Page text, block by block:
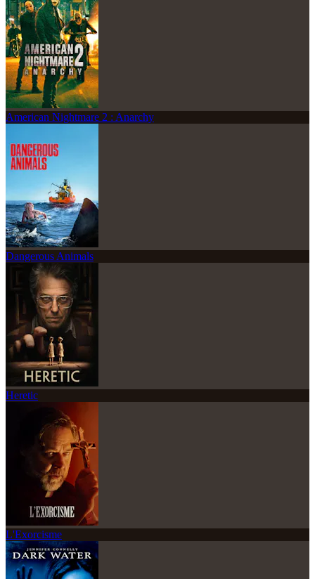
American Nightmare 2 : Anarchy
Dangerous Animals
Heretic
L'Exorcisme